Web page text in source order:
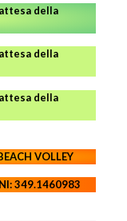
della
della
della
VOLLEY
349.1460983